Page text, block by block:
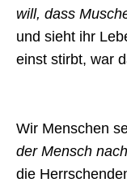
will, dass
und sieht ihr
einst stirbt, war
Wir Menschen
der Mensch
die